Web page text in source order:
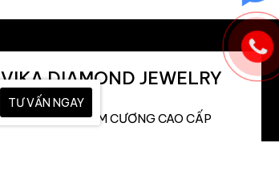
VIKA DIAMOND JEWELRY
TRANG SỨC KIM CƯƠNG CAO CẤP
TƯ VẤN NGAY